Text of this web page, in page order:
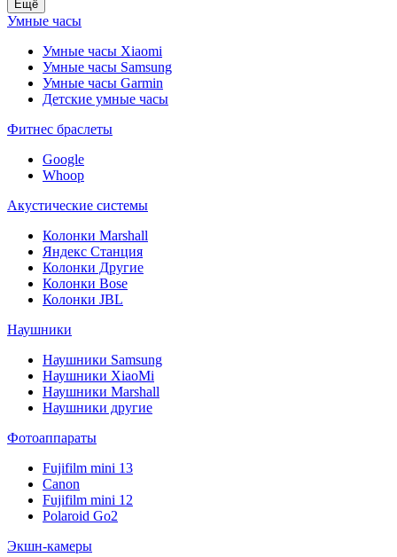
Ещё
Умные часы
Умные часы Xiaomi
Умные часы Samsung
Умные часы Garmin
Детские умные часы
Фитнес браслеты
Google
Whoop
Акустические системы
Колонки Marshall
Яндекс Станция
Колонки Другие
Колонки Bose
Колонки JBL
Наушники
Наушники Samsung
Наушники XiaoMi
Наушники Marshall
Наушники другие
Фотоаппараты
Fujifilm mini 13
Canon
Fujifilm mini 12
Polaroid Go2
Экшн-камеры